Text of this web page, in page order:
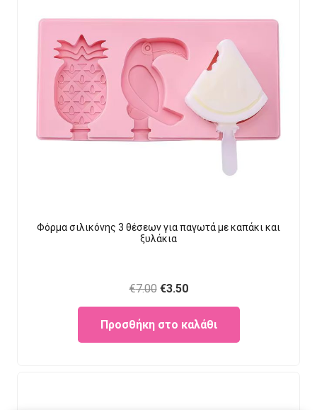
Φόρμα σιλικόνης 3 θέσεων για παγωτά με καπάκι και
ξυλάκια
€7.00 Original
price
was:
€3.50Current
price
is:
Προσθήκη στο καλάθι